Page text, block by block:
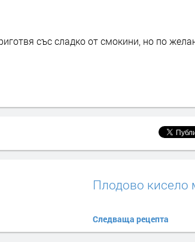
със сладко от смокини, но по
Плодово кисело
Следваща рецепта